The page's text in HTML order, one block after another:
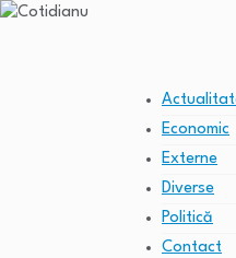
Economic
Externe
Diverse
Politică
Contact